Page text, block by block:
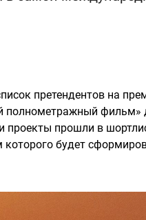
претендентов на
полнометражный фильм»
проекты прошли в
которого будет